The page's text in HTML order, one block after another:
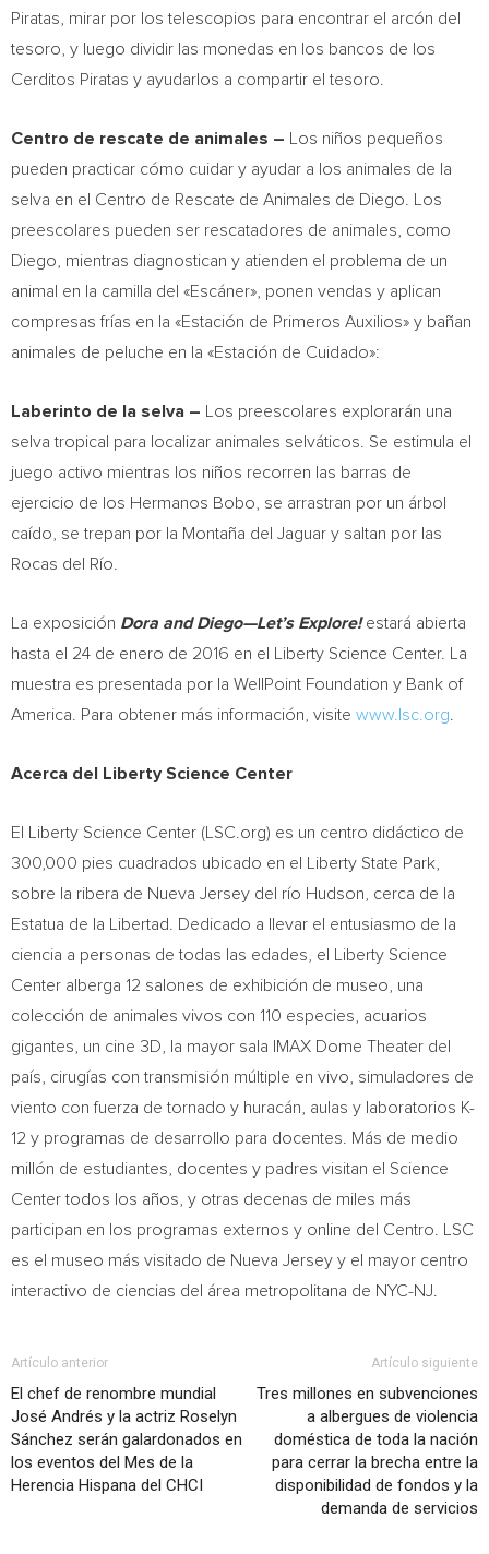
Piratas, mirar por los telescopios para encontrar el arcón del
tesoro, y luego dividir las monedas en los bancos de los
Cerditos Piratas y ayudarlos a compartir el tesoro.
Centro de rescate de animales –
Los niños pequeños
pueden practicar cómo cuidar y ayudar a los animales de la
selva en el Centro de Rescate de Animales de Diego. Los
preescolares pueden ser rescatadores de animales, como
Diego, mientras diagnostican y atienden el problema de un
animal en la camilla del «Escáner», ponen vendas y aplican
compresas frías en la «Estación de Primeros Auxilios» y bañan
animales de peluche en la «Estación de Cuidado»:
Laberinto de la selva –
Los preescolares explorarán una
selva tropical para localizar animales selváticos. Se estimula el
juego activo mientras los niños recorren las barras de
ejercicio de los Hermanos Bobo , se arrastran por un árbol
caído, se trepan por la Montaña del Jaguar y saltan por las
Rocas del Río.
La exposición Dora and Diego—Let’s Explore! estará abierta
hasta el 24 de enero de 2016 en el Liberty Science Center. La
muestra es presentada por la WellPoint Foundation y Bank of
America. Para obtener más información, visite www.lsc.org
Acerca del Liberty Science Center
El Liberty Science Center (LSC.org) es un centro didáctico de
300,000 pies cuadrados ubicado en el Liberty State Park,
sobre la ribera de Nueva Jersey del río Hudson, cerca de la
Estatua de la Libertad. Dedicado a llevar el entusiasmo de la
ciencia a personas de todas las edades, el Liberty Science
Center alberga 12 salones de exhibición de museo, una
colección de animales vivos con 110 especies, acuarios
gigantes, un cine 3D, la mayor sala IMAX Dome Theater del
país, cirugías con transmisión múltiple en vivo, simuladores de
viento con fuerza de tornado y huracán, aulas y laboratorios K-
12 y programas de desarrollo para docentes. Más de medio
millón de estudiantes, docentes y padres visitan el Science
Center todos los años, y otras decenas de miles más
participan en los programas externos y online del Centro . LSC
es el museo más visitado de Nueva Jersey y el mayor centro
interactivo de ciencias del área metropolitana de NYC-NJ
Artículo anterior
El chef de renombre mundial
José Andrés y la actriz Roselyn
Sánchez serán galardonados en
los eventos del Mes de la
Herencia Hispana del CHCI
Artículo siguiente
Tres millones en subvenciones
a albergues de violencia
doméstica de toda la nación
para cerrar la brecha entre la
disponibilidad de fondos y la
demanda de servicios